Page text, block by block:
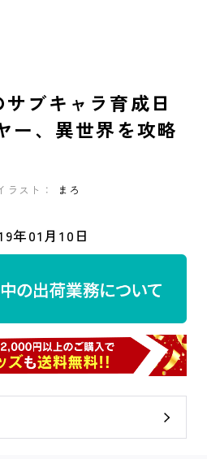
ブキャラ育成日
ー、異世界を攻略
ラスト： まろ
年01月10日